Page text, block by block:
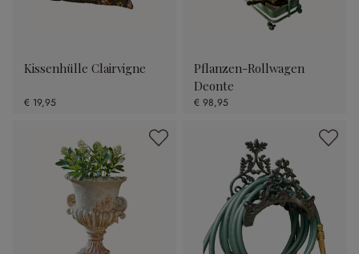
Kissenhülle Clairvigne
€ 19,95
Pflanzen-Rollwagen
Deonte
€ 98,95